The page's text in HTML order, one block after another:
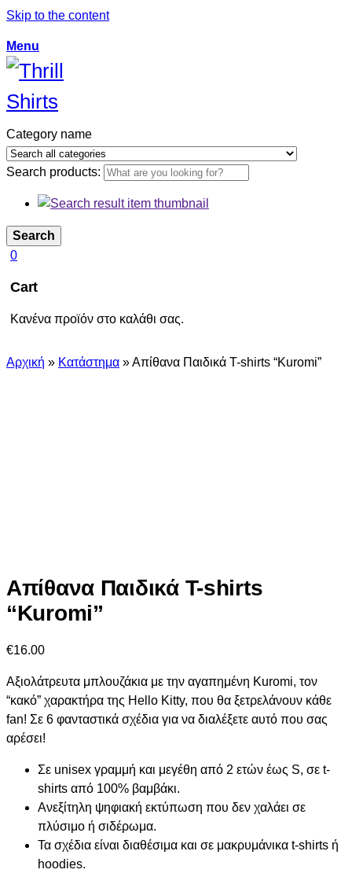
Skip to the content
Menu
Category name
Search products:
Search
0
Cart
Κανένα προϊόν στο καλάθι σας.
Αρχική » Κατάστημα »Απίθανα Παιδικά T-shirts “Kuromi”
Απίθανα Παιδικά T-shirts
“Kuromi”
€16.00
Αξιολάτρευτα μπλουζάκια με την αγαπημένη Kuromi, τον
“κακό” χαρακτήρα της Hello Kitty, που θα ξετρελάνουν κάθε
fan! Σε 6 φανταστικά σχέδια για να διαλέξετε αυτό που σας
αρέσει!
Σε unisex γραμμή και μεγέθη από 2 ετών έως S, σε t-
shirts από 100% βαμβάκι.
Ανεξίτηλη ψηφιακή εκτύπωση που δεν χαλάει σε
πλύσιμο ή σιδέρωμα.
Τα σχέδια είναι διαθέσιμα και σε μακρυμάνικα t-shirts ή
hoodies.